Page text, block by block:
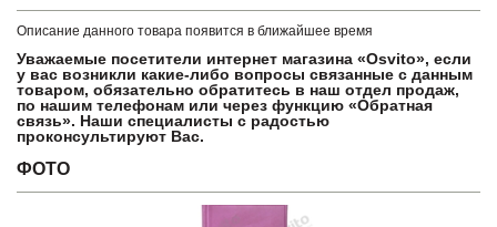
Описание данного товара появится в ближайшее время
Уважаемые посетители интернет магазина «Osvito», если
у вас возникли какие-либо вопросы связанные с данным
товаром, обязательно обратитесь в наш отдел продаж,
по нашим телефонам или через функцию «Обратная
связь». Наши специалисты с радостью
проконсультируют Вас.
ФОТО